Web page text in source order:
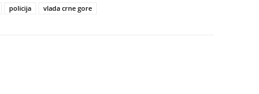
policija vlada crne gore